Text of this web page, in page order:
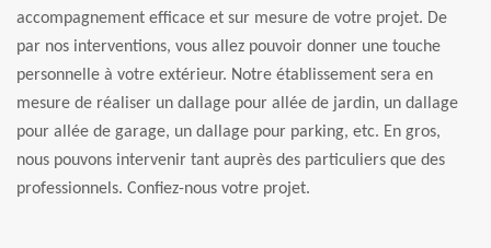
accompagnement efficace et sur mesure de votre projet. De
par nos interventions, vous allez pouvoir donner une touche
personnelle à votre extérieur. Notre établissement sera en
mesure de réaliser un dallage pour allée de jardin, un dallage
pour allée de garage, un dallage pour parking, etc. En gros,
nous pouvons intervenir tant auprès des particuliers que des
professionnels. Confiez-nous votre projet.